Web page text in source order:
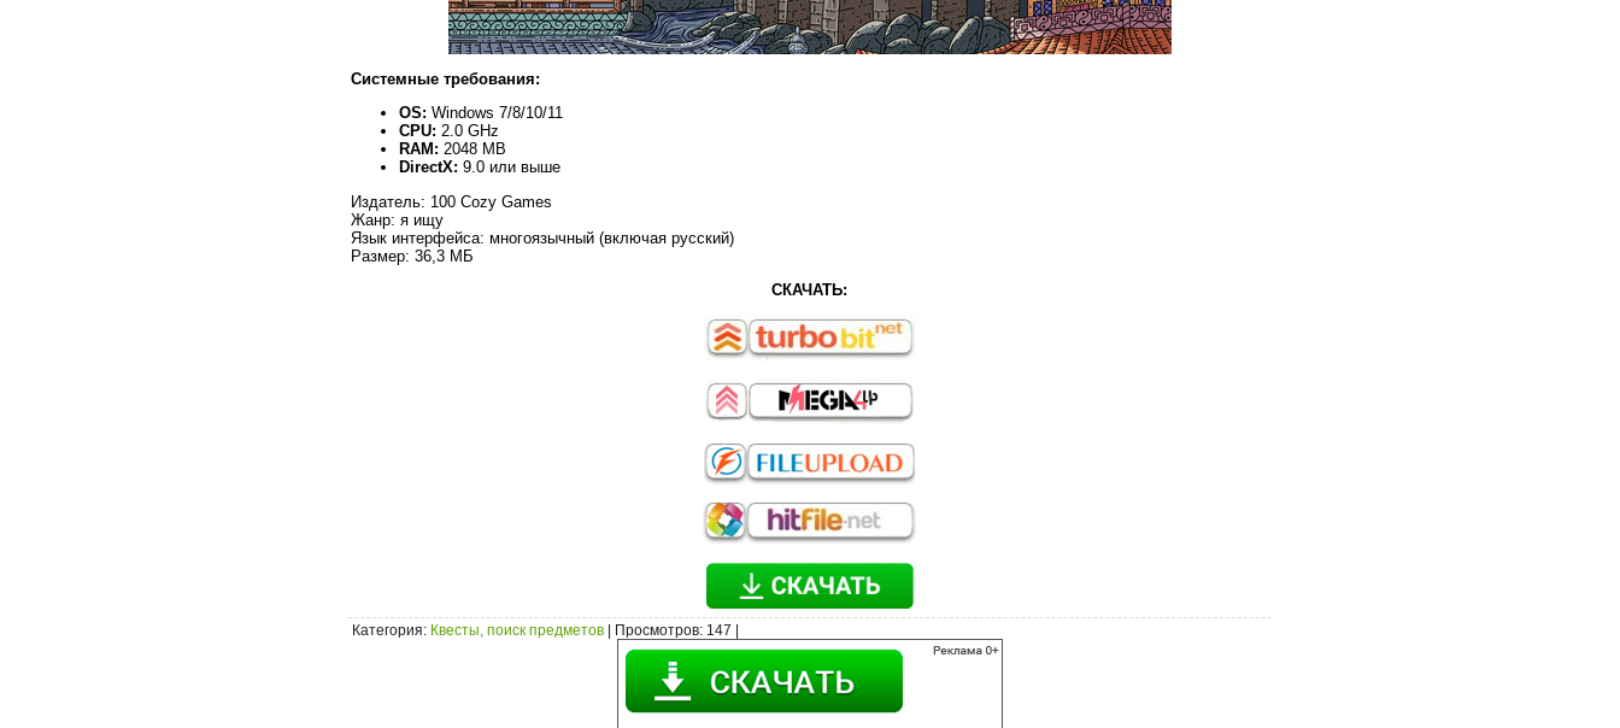
Системные требования:
OS: Windows 7/8/10/11
CPU: 2.0 GHz
RAM: 2048 MB
DirectX: 9.0 или выше
Издатель: 100 Cozy Games
Жанр: я ищу
Язык интерфейса: многоязычный (включая русский)
Размер: 36,3 МБ
СКАЧАТЬ:
Категория: Квесты, поиск предметов Просмотров: 147 |